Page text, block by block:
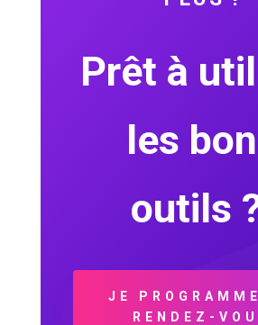
Prêt à
les
outils
JE
RENDEZ-